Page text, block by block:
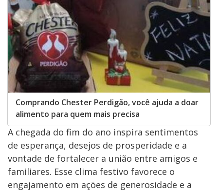
Comprando Chester Perdigão, você ajuda a doar
alimento para quem mais precisa
A chegada do fim do ano inspira sentimentos
de esperança, desejos de prosperidade e a
vontade de fortalecer a união entre amigos e
familiares. Esse clima festivo favorece o
engajamento em ações de generosidade e a